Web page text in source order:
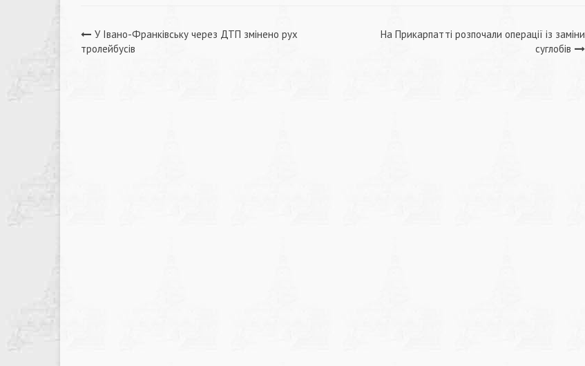
Навігація
У Івано-Франківську через ДТП змінено рух
тролейбусів
На Прикарпатті розпочали операції із заміни
суглобів